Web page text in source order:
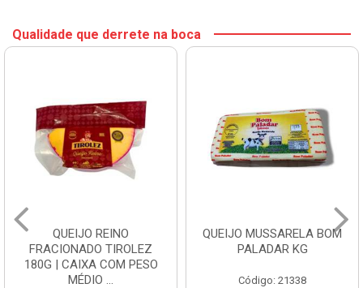
Qualidade que derrete na boca
QUEIJO REINO
FRACIONADO TIROLEZ
180G | CAIXA COM PESO
MÉDIO ...
QUEIJO MUSSARELA BOM
PALADAR KG
Código: 21338